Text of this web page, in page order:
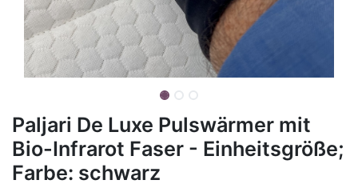
Paljari De Luxe Pulswärmer mit
Bio-Infrarot Faser - Einheitsgröße;
Farbe: schwarz